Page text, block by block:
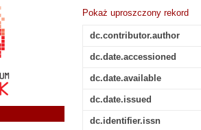
Pokaż uproszczony rekord
dc.contributor.author
dc.date.accessioned
dc.date.available
dc.date.issued
dc.identifier.issn